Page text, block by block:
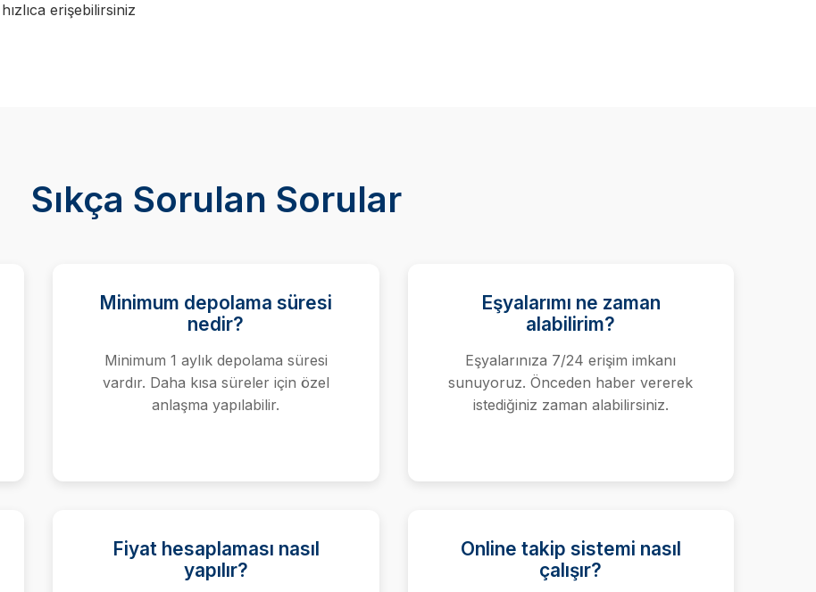
erişebilirsiniz
Sıkça Sorulan Sorular
Minimum depolama süresi
nedir?
Minimum 1 aylık depolama süresi
vardır. Daha kısa süreler için özel
anlaşma yapılabilir.
Eşyalarımı ne zaman
alabilirim?
Eşyalarınıza 7/24 erişim imkanı
sunuyoruz. Önceden haber vererek
istediğiniz zaman alabilirsiniz.
Fiyat hesaplaması nasıl
yapılır?
Online takip sistemi nasıl
çalışır?